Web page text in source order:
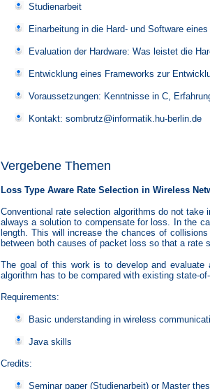
Studienarbeit
Einarbeitung in die Hard- und Software
Evaluation der Hardware: Was leistet die
Entwicklung eines Frameworks zur
Voraussetzungen: Kenntnisse in C,
Kontakt: sombrutz@informatik.hu-berlin.de
Vergebene Themen
Loss Type Aware Rate Selection in Wireless
Conventional rate selection algorithms do not
always a solution to compensate for loss. In the
length. This will increase the chances of
between both causes of packet loss so that a rate
The goal of this work is to develop and evaluate
algorithm has to be compared with existing state-
Requirements:
Basic understanding in wireless
Java skills
Credits:
Seminar paper (Studienarbeit) or Master